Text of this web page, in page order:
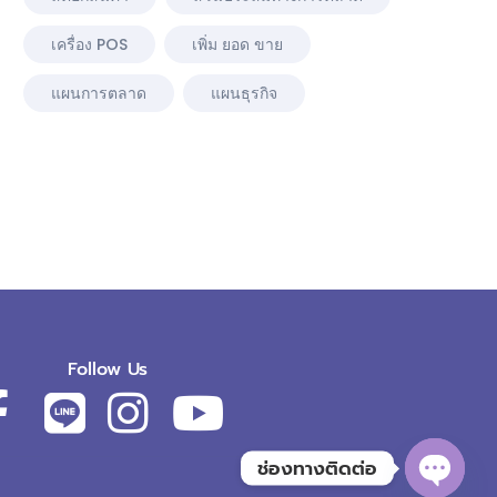
เครื่อง POS เพิ่ม ยอด ขาย
แผนการตลาด แผนธุรกิจ
Follow Us
ช่องทางติดต่อ